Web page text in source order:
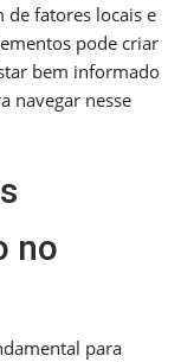
de fatores locais e
pode criar
bem informado
navegar nesse
no
para